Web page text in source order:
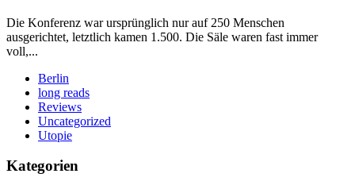
Die Konferenz war ursprünglich nur auf 250 Menschen
ausgerichtet, letztlich kamen 1.500. Die Säle waren fast immer
voll,...
Berlin
long reads
Reviews
Uncategorized
Utopie
Kategorien